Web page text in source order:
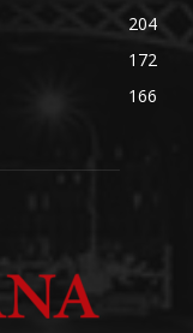
204
172
166